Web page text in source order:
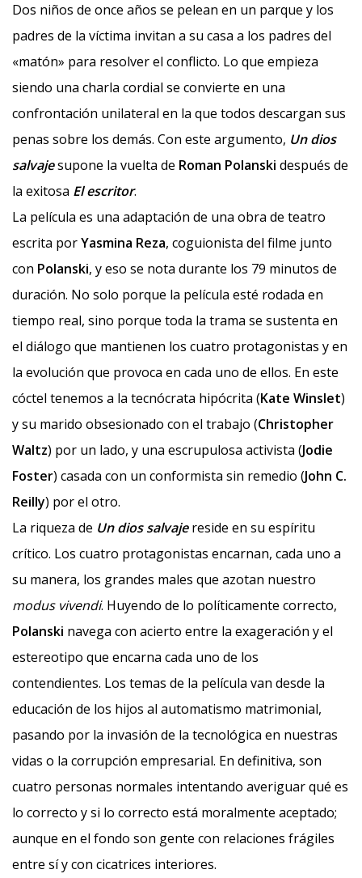
Dos niños de once años se pelean en un parque y los
padres de la víctima invitan a su casa a los padres del
«matón» para resolver el conflicto. Lo que empieza
siendo una charla cordial se convierte en una
confrontación unilateral en la que todos descargan sus
penas sobre los demás. Con este argumento, Un dios
salvajesupone la vuelta de Roman Polanski después de
la exitosa El escritor.
La película es una adaptación de una obra de teatro
escrita porYasmina Reza, coguionista del filme junto
con Polanski, y eso se nota durante los 79 minutos de
duración. No solo porque la película esté rodada en
tiempo real, sino porque toda la trama se sustenta en
el diálogo que mantienen los cuatro protagonistas y en
la evolución que provoca en cada uno de ellos. En este
cóctel tenemos a la tecnócrata hipócrita (Kate Winslet)
y su marido obsesionado con el trabajo (Christopher
Waltz) por un lado, y una escrupulosa activista (Jodie
Foster) casada con un conformista sin remedio (John C.
Reilly) por el otro.
La riqueza de Un dios salvajereside en su espíritu
crítico. Los cuatro protagonistas encarnan, cada uno a
su manera, los grandes males que azotan nuestro
modus vivendi. Huyendo de lo políticamente correcto,
Polanski navega con acierto entre la exageración y el
estereotipo que encarna cada uno de los
contendientes. Los temas de la película van desde la
educación de los hijos al automatismo matrimonial,
pasando por la invasión de la tecnológica en nuestras
vidas o la corrupción empresarial. En definitiva, son
cuatro personas normales intentando averiguar qué es
lo correcto y si lo correcto está moralmente aceptado;
aunque en el fondo son gente con relaciones frágiles
entre sí y con cicatrices interiores.